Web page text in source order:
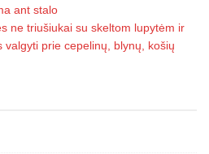
ant stalo
ne triušiukai su skeltom lupytėm ir
valgyti prie cepelinų, blynų, košių